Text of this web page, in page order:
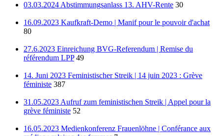
03.03.2024 Abstimmungsanlass 13. AHV-Rente 30
16.09.2023 Kaufkraft-Demo | Manif pour le pouvoir d'achat
80
27.6.2023 Einreichung BVG-Referendum | Remise du
référendum LPP 49
14. Juni 2023 Feministischer Streik | 14 juin 2023 : Grève
féministe 387
31.05.2023 Aufruf zum feministischen Streik | Appel pour la
grève féministe 52
16.05.2023 Medienkonferenz Frauenlöhne | Conférance aux